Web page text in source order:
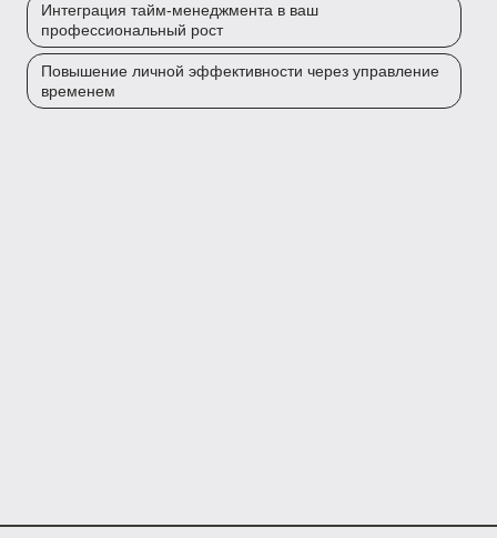
Интеграция тайм-менеджмента в ваш
профессиональный рост
Повышение личной эффективности через управление
временем